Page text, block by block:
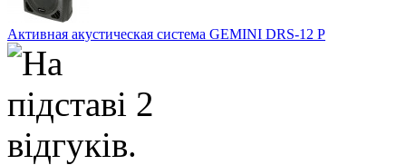
Активная акустическая система GEMINI DRS-12 P